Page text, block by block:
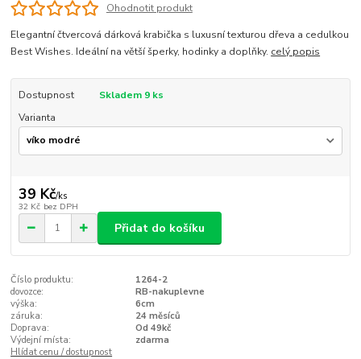
Ohodnotit produkt
Elegantní čtvercová dárková krabička s luxusní texturou dřeva a cedulkou
Best Wishes. Ideální na větší šperky, hodinky a doplňky. celý popis
Dostupnost
Skladem 9 ks
Varianta
39 Kč/ks
32 Kč bez DPH
Přidat do košíku
Číslo produktu:
1264-2
dovozce:
RB-nakuplevne
výška:
6cm
záruka:
24 měsíců
Doprava:
Od 49kč
Výdejní místa:
zdarma
Hlídat cenu / dostupnost